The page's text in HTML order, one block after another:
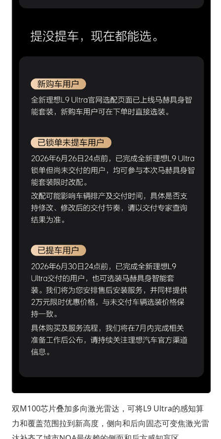
双M100芯片叠加多向激光雷达，可将L9 Ultra的感知算
力和覆盖范围拉到新高度，侧向和后向固态可变焦激光雷